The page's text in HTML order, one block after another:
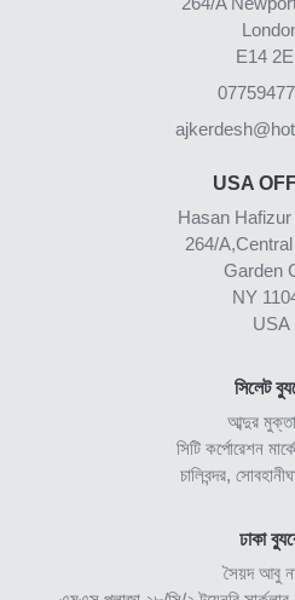
E14
USA
Hasan
264/
Garden
NY
USA
সিলেট
আব্দুর
সিটি কর্পোরেশন
চালিবন্দর,
ঢাকা
সৈয়দ আবু